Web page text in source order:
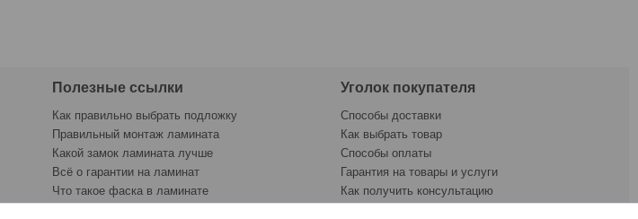
Полезные ссылки
Как правильно выбрать подложку
Правильный монтаж ламината
Какой замок ламината лучше
Всё о гарантии на ламинат
Что такое фаска в ламинате
Уголок покупателя
Способы доставки
Как выбрать товар
Способы оплаты
Гарантия на товары и услуги
Как получить консультацию